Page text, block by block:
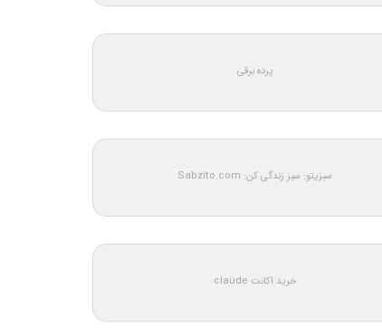
پرده برقی
سبزیتو: سبز زندگی کن: Sabzito.com
خرید اکانت claude